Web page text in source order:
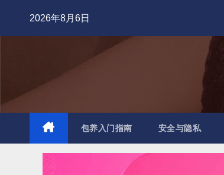
2026年8月6日
包养入门指南 安全与隐私